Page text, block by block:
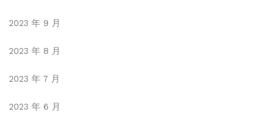
2023 年 9 月
2023 年 8 月
2023 年 7 月
2023 年 6 月